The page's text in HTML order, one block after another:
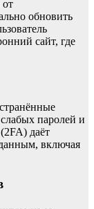
обновить
сайт, где
паролей и
даёт
включая